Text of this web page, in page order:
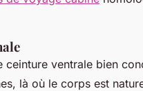
ventrale bien
là où le corps est